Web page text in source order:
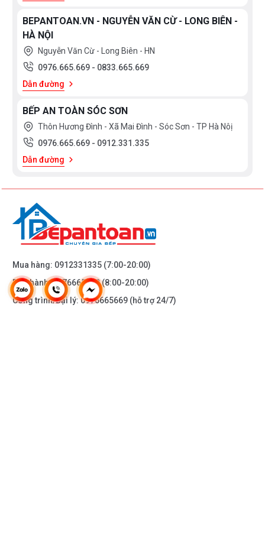
BEPANTOAN.VN - NGUYỄN VĂN CỪ - LONG BIÊN -
HÀ NỘI
Nguyễn Văn Cừ - Long Biên - HN
0976.665.669 - 0833.665.669
Dẫn đường
BẾP AN TOÀN SÓC SƠN
Thôn Hương Đình - Xã Mai Đình - Sóc Sơn - TP Hà Nôị
0976.665.669 - 0912.331.335
Dẫn đường
Mua hàng: 0912331335 (7:00-20:00)
Bảo hành:0976665669(8:00-20:00)
Công trình/Đại lý:0976665669 (hỗ trợ 24/7)